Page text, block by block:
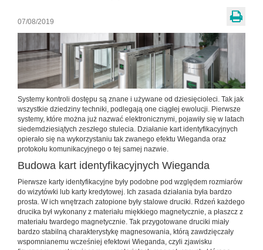
07/08/2019
Systemy kontroli dostępu są znane i używane od dziesięcioleci. Tak jak
wszystkie dziedziny techniki, podlegają one ciągłej ewolucji. Pierwsze
systemy, które można już nazwać elektronicznymi, pojawiły się w latach
siedemdziesiątych zeszłego stulecia. Działanie kart identyfikacyjnych
opierało się na wykorzystaniu tak zwanego efektu Wieganda oraz
protokołu komunikacyjnego o tej samej nazwie.
Budowa kart identyfikacyjnych Wieganda
Pierwsze karty identyfikacyjne były podobne pod względem rozmiarów
do wizytówki lub karty kredytowej. Ich zasada działania była bardzo
prosta. W ich wnętrzach zatopione były stalowe druciki. Rdzeń każdego
drucika był wykonany z materiału miękkiego magnetycznie, a płaszcz z
materiału twardego magnetycznie. Tak przygotowane druciki miały
bardzo stabilną charakterystykę magnesowania, którą zawdzięczały
wspomnianemu wcześniej efektowi Wieganda, czyli zjawisku